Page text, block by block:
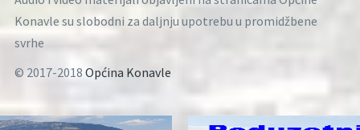
Konavle su slobodni za daljnju upotrebu u promidžbene
svrhe
© 2017-2018 Općina Konavle